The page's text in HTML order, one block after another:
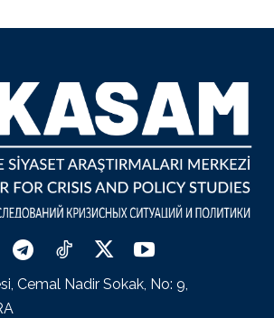
Cemal Nadir Sokak, No: 9,